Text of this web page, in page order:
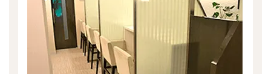
かんたん30秒でお試し査定